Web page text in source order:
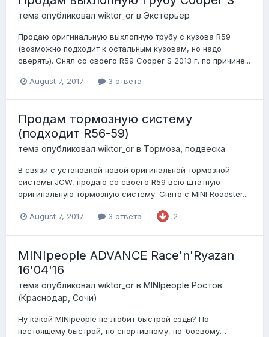
тема опубликовал wiktor_or в Экстерьер
Продаю оригинальную выхлопную трубу с кузова R59
(возможно подходит к остальным кузовам, но надо
сверять). Снял со своего R59 Cooper S 2013 г. по причине...
August 7, 2017 3 ответа
Продам тормозную систему
(подходит R56-59)
тема опубликовал wiktor_or в Тормоза, подвеска
В связи с установкой новой оригинальной тормозной
системы JCW, продаю со своего R59 всю штатную
оригинальную тормозную систему. Снято с MINI Roadster...
August 7, 2017 3 ответа 2
MINIpeople ADVANCE Race'n'Ryazan
16'04'16
тема опубликовал wiktor_or в MINIpeople Ростов
(Краснодар, Сочи)
Ну какой MINIpeople не любит быстрой езды? По-
настоящему быстрой, по спортивному, по-боевому…